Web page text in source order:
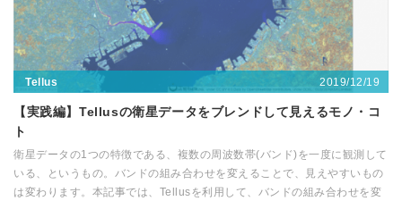
Tellus 2019/12/19
【実践編】Tellusの衛星データをブレンドして見えるモノ・コ
ト
衛星データの1つの特徴である、複数の周波数帯(バンド)を一度に観測して
いる、というもの。バンドの組み合わせを変えることで、見えやすいもの
は変わります。本記事では、Tellusを利用して、バンドの組み合わせを変